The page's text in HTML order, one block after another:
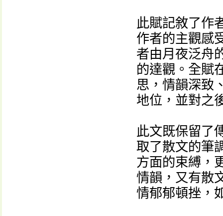
此賦記敘了作
作者的主觀感
者由月夜泛舟
的達觀。全賦
思，情韻深致
地位，並對之
此文既保留了
取了散文的筆
方面的束縛，
情韻，又有散
情郁郁頓挫，